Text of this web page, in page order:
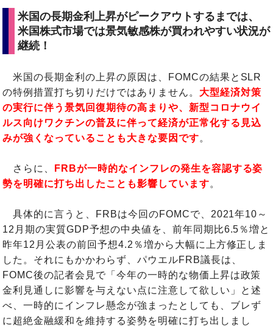
米国の長期金利上昇がピークアウトするまでは、
米国株式市場では景気敏感株が買われやすい状況が
継続！
米国の長期金利の上昇の原因は、FOMCの結果とSLR
の特例措置打ち切りだけではありません。 大型経済対策
の実行に伴う景気回復期待の高まりや、新型コロナウイ
ルス向けワクチンの普及に伴って経済が正常化する見込
みが強くなっていることも大きな要因です。
さらに、
FRBが一時的なインフレの発生を容認する姿
勢を明確に打ち出したことも影響しています。
具体的に言うと、FRBは今回のFOMCで、2021年10～
12月期の実質GDP予想の中央値を、前年同期比6.5％増と
昨年12月公表の前回予想4.2％増から大幅に上方修正しま
した。それにもかかわらず、パウエルFRB議長は、
FOMC後の記者会見で「今年の一時的な物価上昇は政策
金利見通しに影響を与えない点に注意して欲しい」と述
べ、一時的にインフレ懸念が強まったとしても、ブレず
に超絶金融緩和を維持する姿勢を明確に打ち出しまし